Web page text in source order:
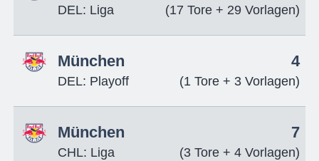
DEL: Liga (17 Tore + 29 Vorlagen)
München
DEL: Playoff
4
(1 Tore + 3 Vorlagen)
München
CHL: Liga
7
(3 Tore + 4 Vorlagen)